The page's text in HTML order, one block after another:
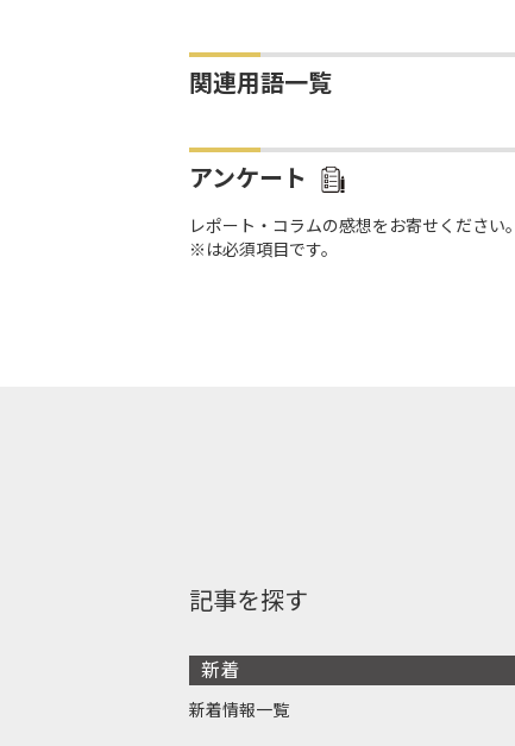
関連用語一覧
アンケート
レポート・コラムの感想をお寄せください
※は必須項目です。
記事を探す
新着
新着情報一覧